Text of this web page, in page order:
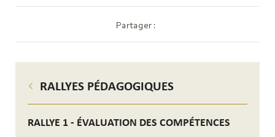
RALLYES PÉDAGOGIQUES
RALLYE 1 - ÉVALUATION DES COMPÉTENCES
Partager :